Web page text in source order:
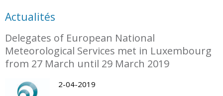
Actualités
Delegates of European National
Meteorological Services met in Luxembourg
from 27 March until 29 March 2019
2-04-2019